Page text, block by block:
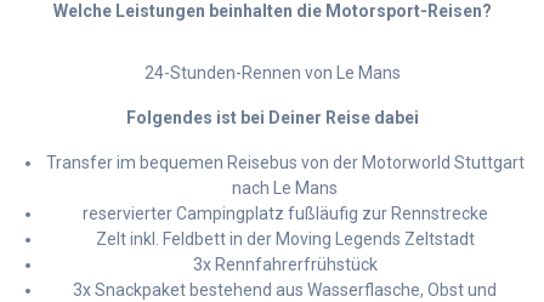
Welche Leistungen beinhalten die Motorsport-Reisen?
24-Stunden-Rennen von Le Mans
Folgendes ist bei Deiner Reise dabei
Transfer im bequemen Reisebus von der Motorworld Stuttgart
nach Le Mans
reservierter Campingplatz fußläufig zur Rennstrecke
Zelt inkl. Feldbett in der Moving Legends Zeltstadt
3x Rennfahrerfrühstück
3x Snackpaket bestehend aus Wasserflasche, Obst und